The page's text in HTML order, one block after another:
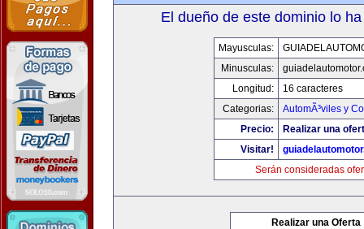
El dueño de este dominio lo
Mayusculas:
Minusculas:
Longitud:
16 caracteres
Categorias:
AutomÃ³viles y
Precio:
Realizar una
Visitar!
Serán consideradas
Realizar una Oferta